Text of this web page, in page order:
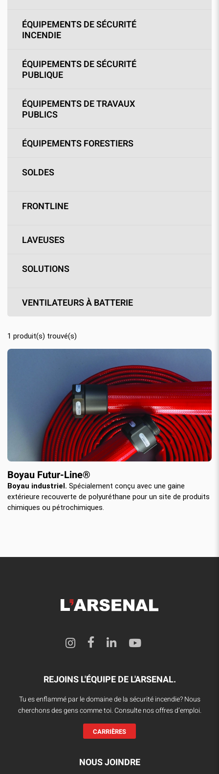
ÉQUIPEMENTS DE SÉCURITÉ
INCENDIE
ÉQUIPEMENTS DE SÉCURITÉ
PUBLIQUE
ÉQUIPEMENTS DE TRAVAUX
PUBLICS
ÉQUIPEMENTS FORESTIERS
SOLDES
FRONTLINE
LAVEUSES
SOLUTIONS
VENTILATEURS À BATTERIE
1 produit(s) trouvé(s)
Boyau Futur-Line®
Boyau industriel. Spécialement conçu avec une gaine
extérieure recouverte de polyuréthane pour un site de produits
chimiques ou pétrochimiques.
REJOINS L'ÉQUIPE DE L'ARSENAL.
Tu es enflammé par le domaine de la sécurité incendie? Nous
cherchons des gens comme toi. Consulte nos offres d’emploi.
CARRIÈRES
NOUS JOINDRE